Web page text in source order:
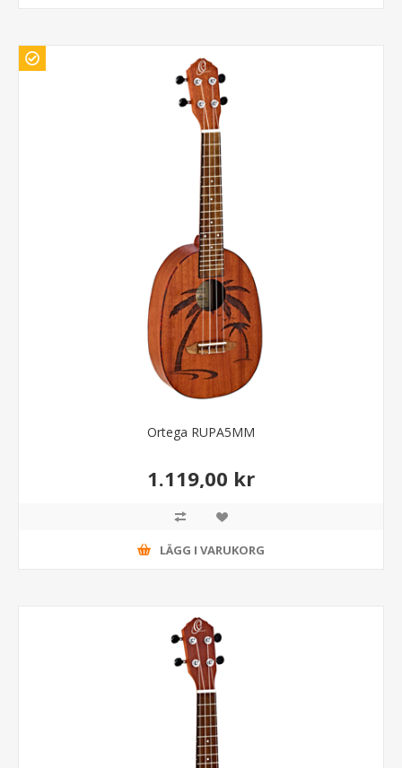
Ortega RUPA5MM
1.119,00 kr
LÄGG I VARUKORG